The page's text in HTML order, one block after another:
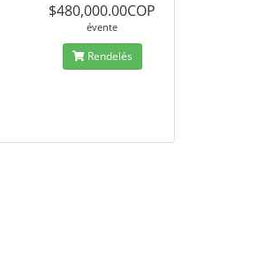
$480,000.00COP
évente
Rendelés